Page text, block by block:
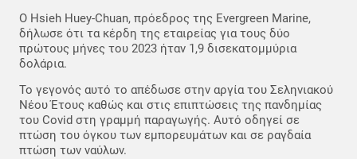
Ο Hsieh Huey-Chuan, πρόεδρος της Evergreen Marine,
δήλωσε ότι τα κέρδη της εταιρείας για τους δύο
πρώτους μήνες του 2023 ήταν 1,9 δισεκατομμύρια
δολάρια.
Το γεγονός αυτό το απέδωσε στην αργία του Σεληνιακού
Νέου Έτους καθώς και στις επιπτώσεις της πανδημίας
του Covid στη γραμμή παραγωγής. Αυτό οδηγεί σε
πτώση του όγκου των εμπορευμάτων και σε ραγδαία
πτώση των ναύλων.